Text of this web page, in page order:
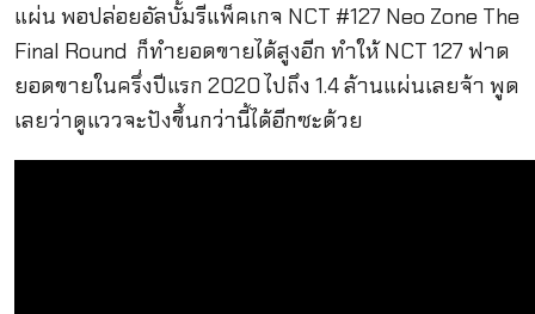
แผ่น พอปล่อยอัลบั้มรีแพ็คเกจ NCT #127 Neo Zone The
Final Round ก็ทำยอดขายได้สูงอีก ทำให้ NCT 127 ฟาด
ยอดขายในครึ่งปีแรก 2020 ไปถึง 1.4 ล้านแผ่นเลยจ้า พูด
เลยว่าดูแววจะปังขึ้นกว่านี้ได้อีกซะด้วย